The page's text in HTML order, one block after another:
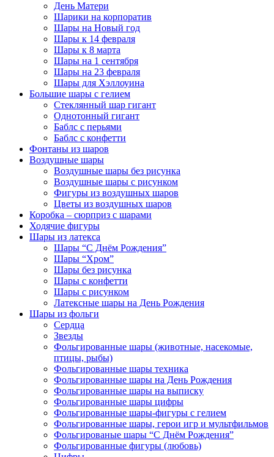
День Матери
Шарики на корпоратив
Шары на Новый год
Шары к 14 февраля
Шары к 8 марта
Шары на 1 сентября
Шары на 23 февраля
Шары для Хэллоуина
Большие шары с гелием
Стеклянный шар гигант
Однотонный гигант
Баблс с перьями
Баблс с конфетти
Фонтаны из шаров
Воздушные шары
Воздушные шары без рисунка
Воздушные шары с рисунком
Фигуры из воздушных шаров
Цветы из воздушных шаров
Коробка – сюрприз с шарами
Ходячие фигуры
Шары из латекса
Шары “С Днём Рождения”
Шары “Хром”
Шары без рисунка
Шары с конфетти
Шары с рисунком
Латексные шары на День Рождения
Шары из фольги
Сердца
Звезды
Фольгированные шары (животные, насекомые,
птицы, рыбы)
Фольгированные шары техника
Фольгированные шары на День Рождения
Фольгированные шары на выписку
Фольгированные шары цифры
Фольгированные шары-фигуры с гелием
Фольгированные шары, герои игр и мультфильмов
Фольгированые шары “С Днём Рождения”
Фольгированные фигуры (любовь)